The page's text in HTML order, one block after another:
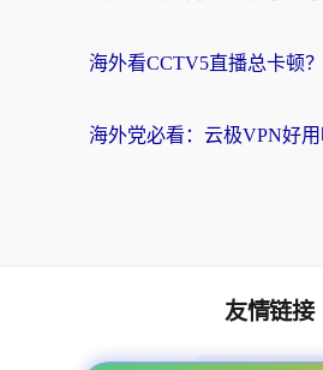
友情链接